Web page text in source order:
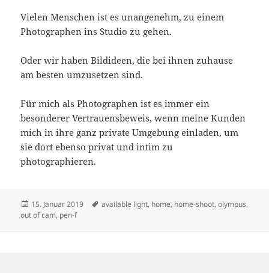
Vielen Menschen ist es unangenehm, zu einem
Photographen ins Studio zu gehen.
Oder wir haben Bildideen, die bei ihnen zuhause
am besten umzusetzen sind.
Für mich als Photographen ist es immer ein
besonderer Vertrauensbeweis, wenn meine Kunden
mich in ihre ganz private Umgebung einladen, um
sie dort ebenso privat und intim zu
photographieren.
Veröffentlicht
am
15. Januar 2019 Schlagwörter
available light, home, home-shoot,olympus,
out of cam, pen-f